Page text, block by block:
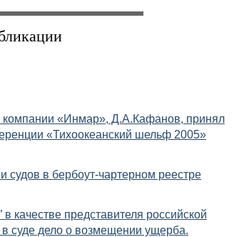
«Инмар», Д.А.Кафанов, принял
«Тихоокеанский шельф 2005»
судов в бербоут-чартерном реестре
качестве представителя российской
суде дело о возмещении ущерба.